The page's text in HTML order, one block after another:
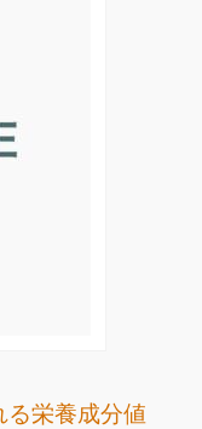
る栄養成分値